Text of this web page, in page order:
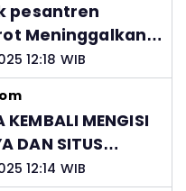
pesantren
Meninggalkan
Mantan
Bertanggung
12:18 WIB
MENGISI
DAN SITUS
12:14 WIB